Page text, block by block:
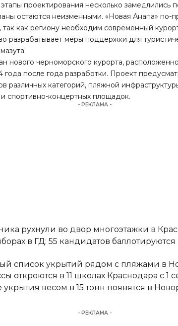
проектирования несколько замедлились
остаются неизменными. «Новая Анапа» по-
так как региону необходим современный
разрабатывает меры поддержки для
нового черноморского курорта,
после года разработки. Проект
различных категорий, пляжной
спортивно-концертных площадок.
- РЕКЛАМА -
рухнули во двор многоэтажки в
в ГД: 55 кандидатов
список укрытий рядом с пляжами в
откроются в 11 школах Краснодара с 1
весом в 15 тонн появятся в
- РЕКЛАМА -